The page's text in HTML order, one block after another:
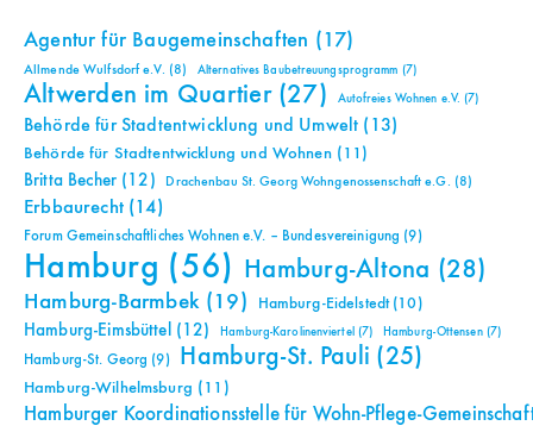
Agentur für Baugemeinschaften (17)
Allmende Wulfsdorf e.V. (8) Alternatives Baubetreuungsprogramm (7)
Altwerden im Quartier(27) Autofreies Wohnen e.V. (7)
Behörde für Stadtentwicklung und Umwelt (13)
Behörde für Stadtentwicklung und Wohnen(11)
Britta Becher(12) Drachenbau St. Georg Wohngenossenschaft e.G. (8)
Erbbaurecht(14)
Forum Gemeinschaftliches Wohnen e.V. – Bundesvereinigung (9)
Hamburg (56) Hamburg-Altona (28)
Hamburg-Barmbek(19) Hamburg-Eidelstedt(10)
Hamburg-Eimsbüttel (12) Hamburg-Karolinenviertel (7) Hamburg-Ottensen(7)
Hamburg-St. Georg (9) Hamburg-St. Pauli (25)
Hamburg-Wilhelmsburg (11)
Hamburger Koordinationsstelle für Wohn-Pflege-